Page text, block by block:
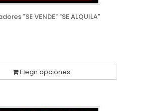
"SE VENDE" "SE ALQUILA"
Elegir opciones